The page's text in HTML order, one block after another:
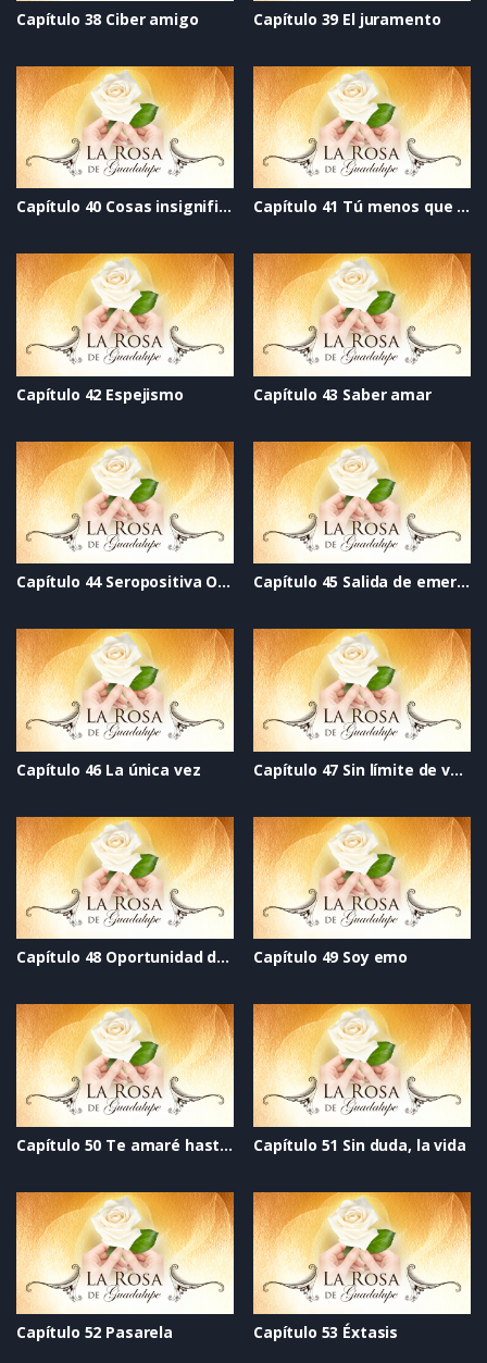
Capítulo 38 Ciber amigo Capítulo 39 El juramento
Capítulo 40 Cosas insignificantes Capítulo 41 Tú menos que nadie
Capítulo 42 Espejismo Capítulo 43 Saber amar
Capítulo 44 Seropositiva O cero negativa Capítulo 45 Salida de emergencia
Capítulo 46 La única vez Capítulo 47 Sin límite de velocidad
Capítulo 48 Oportunidad de vivir Capítulo 49 Soy emo
Capítulo 50 Te amaré hasta el final Capítulo 51 Sin duda, la vida
Capítulo 52 Pasarela Capítulo 53 Éxtasis